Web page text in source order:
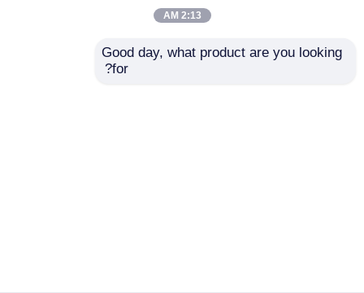
المقاومة المذيبات
2:13 AM
Good day, what product are you looking
for?